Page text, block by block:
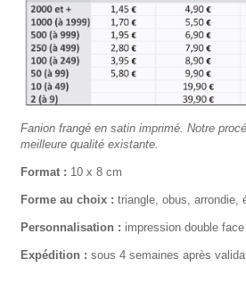
Fanion frangé en satin imprimé. Notre
meilleure qualité existante.
Format : 10 x 8 cm
Forme au choix : triangle, obus, arrondie,
Personnalisation : impression double
Expédition : sous 4 semaines après